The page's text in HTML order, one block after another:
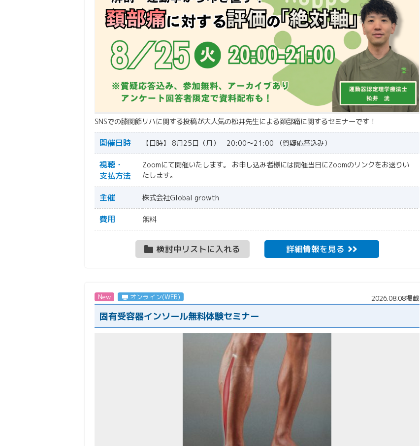
SNSでの膝関節リハに関する投稿が大人気の松井先生による頚部痛に関するセミナーです！
開催日時 【日時】 8月25日（月） 20:00〜21:00 （質疑応答込み）
視聴・
支払方法
Zoomにて開催いたします。
お申し込み者様には開催当日にZoomのリンクをお送りい
たします。
主催 株式会社Global growth
費用 無料
検討中リストに入れる 詳細情報を見る
New オンライン(WEB) 2026.08.08掲載
固有受容器インソール無料体験セミナー